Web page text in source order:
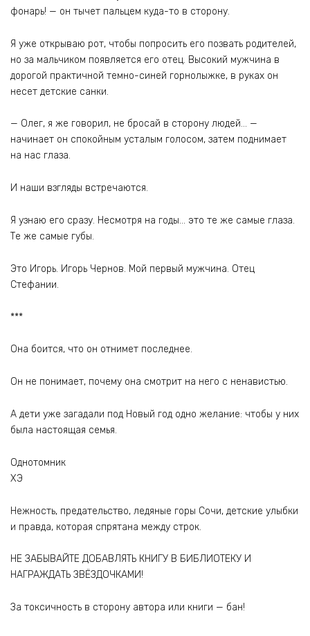
фонарь! — он тычет пальцем куда-то в сторону.
Я уже открываю рот, чтобы попросить его позвать родителей,
но за мальчиком появляется его отец. Высокий мужчина в
дорогой практичной темно-синей горнолыжке, в руках он
несет детские санки.
— Олег, я же говорил, не бросай в сторону людей… —
начинает он спокойным усталым голосом, затем поднимает
на нас глаза.
И наши взгляды встречаются.
Я узнаю его сразу. Несмотря на годы… это те же самые глаза.
Те же самые губы.
Это Игорь. Игорь Чернов. Мой первый мужчина. Отец
Стефании.
***
Она боится, что он отнимет последнее.
Он не понимает, почему она смотрит на него с ненавистью.
А дети уже загадали под Новый год одно желание: чтобы у них
была настоящая семья.
Однотомник
ХЭ
Нежность, предательство, ледяные горы Сочи, детские улыбки
и правда, которая спрятана между строк.
НЕ ЗАБЫВАЙТЕ ДОБАВЛЯТЬ КНИГУ В БИБЛИОТЕКУ И
НАГРАЖДАТЬ ЗВЁЗДОЧКАМИ!
За токсичность в сторону автора или книги — бан!